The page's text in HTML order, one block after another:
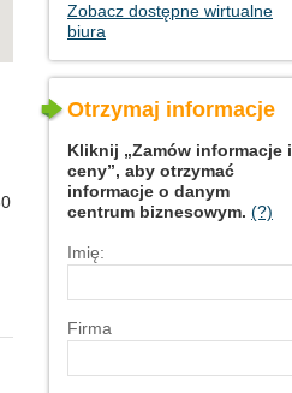
Zobacz dostępne wirtualne
biura
Otrzymaj informacje
Kliknij „Zamów informacje i
ceny”, aby otrzymać
informacje o danym
centrum biznesowym. (?)
Imię:
Firma